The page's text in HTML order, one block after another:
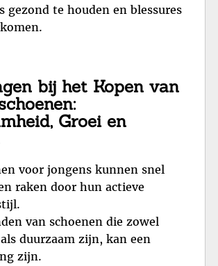
gezond te houden en blessures
bij het Kopen van
Groei en
voor jongens kunnen snel
raken door hun actieve
van schoenen die zowel
duurzaam zijn, kan een
zijn.